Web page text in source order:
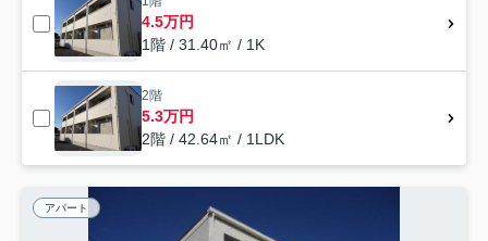
4.5万円
1階 / 31.40㎡ / 1K
2階
5.3万円
2階 / 42.64㎡ / 1LDK
アパート